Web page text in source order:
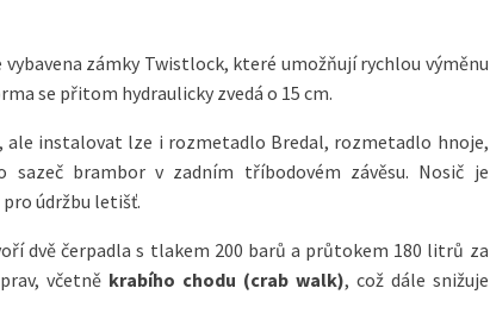
zámky Twistlock, které umožňují rychlou výměnu
se přitom hydraulicky zvedá o 15 cm.
ale instalovat lze i rozmetadlo Bredal, rozmetadlo hnoje,
sazeč brambor v zadním tříbodovém závěsu. Nosič je
údržbu letišť.
dvě čerpadla s tlakem 200 barů a průtokem 180 litrů za
včetně krabího chodu (crab walk), což dále snižuje